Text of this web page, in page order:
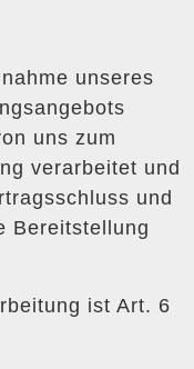
unseres
uns zum
verarbeitet und
und
Bereitstellung
ist Art. 6